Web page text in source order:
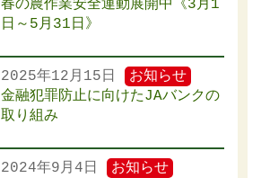
春の農作業安全運動展開中《3月1
日～5月31日》
2025年12月15日
お知らせ
金融犯罪防止に向けたJAバンクの
取り組み
2024年9月4日
お知らせ